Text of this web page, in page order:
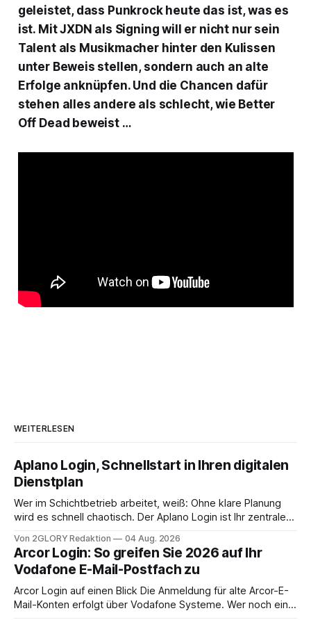
geleistet, dass Punkrock heute das ist, was es
ist. Mit JXDN als Signing will er nicht nur sein
Talent als Musikmacher hinter den Kulissen
unter Beweis stellen, sondern auch an alte
Erfolge anknüpfen. Und die Chancen dafür
stehen alles andere als schlecht, wie Better
Off Dead beweist …
WEITERLESEN
Aplano Login, Schnellstart in Ihren digitalen
Dienstplan
Wer im Schichtbetrieb arbeitet, weiß: Ohne klare Planung
wird es schnell chaotisch. Der Aplano Login ist Ihr zentraler
abwesenheiten und die gesamte kommunikation rund um
Ihr personal digital zu organisieren. In diesem Leitfaden
erfahren Sie alles, was Sie für einen reibungslosen Einstieg
brauchen, von der Registrierung
Von 2GLORY Redaktion 04 Aug. 2026
Arcor Login: So greifen Sie 2026 auf Ihr
Vodafone E-Mail-Postfach zu
Arcor Login auf einen Blick Die Anmeldung für alte Arcor-E-
Mail-Konten erfolgt über Vodafone Systeme. Wer noch eine